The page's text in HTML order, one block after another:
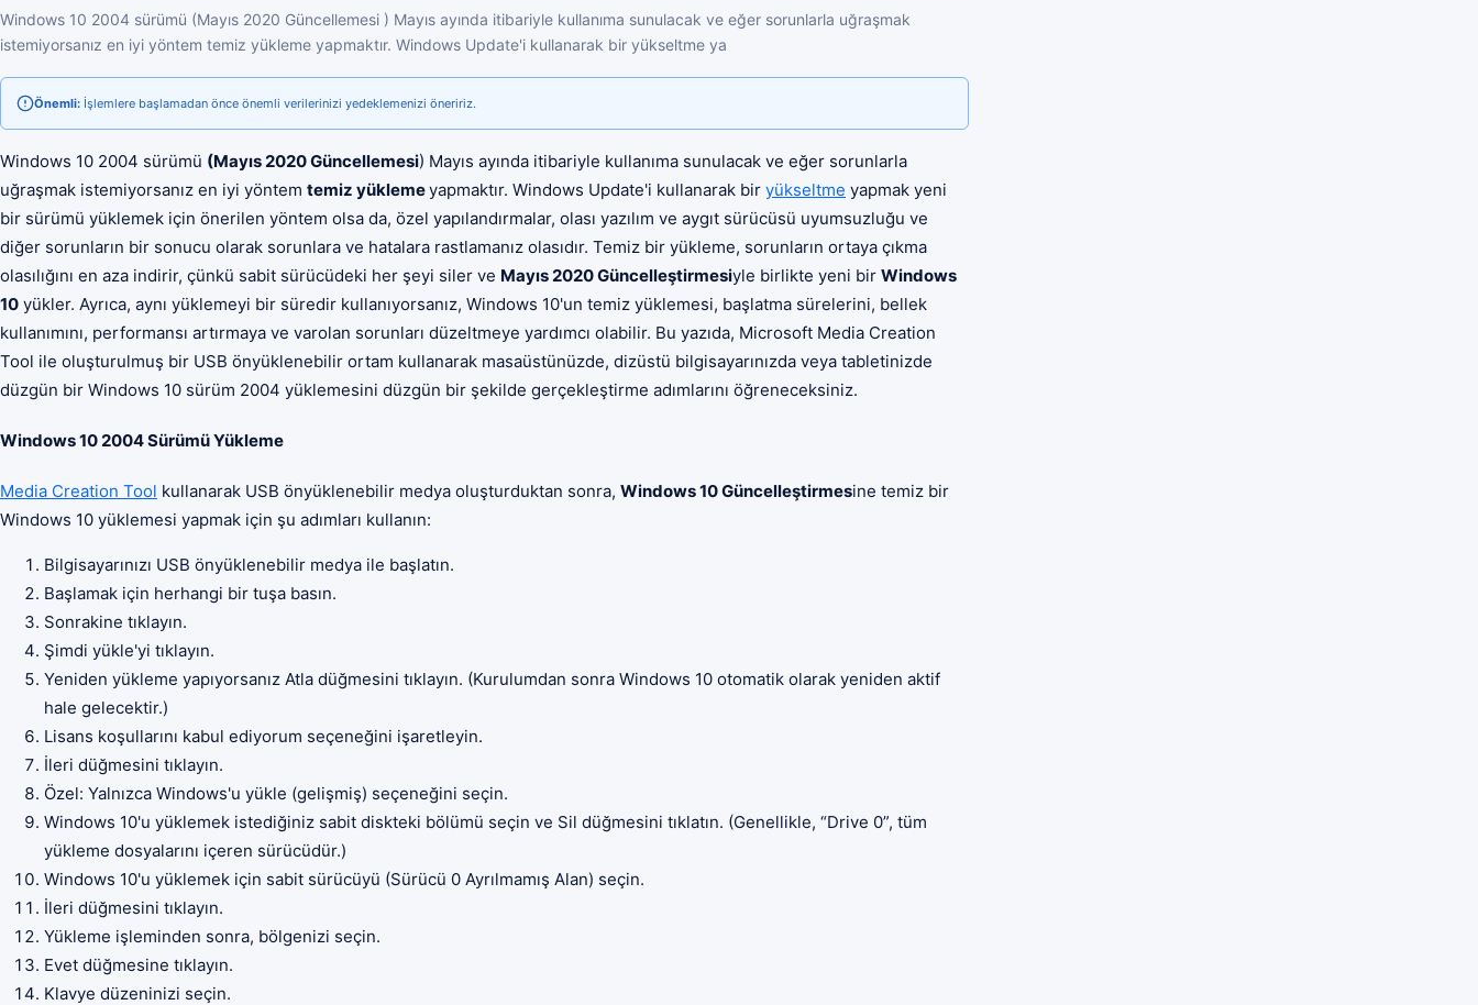
Windows 10 2004 sürümü (Mayıs 2020 Güncellemesi ) Mayıs ayında itibariyle kullanıma sunulacak ve eğer sorunlarla uğraşmak
istemiyorsanız en iyi yöntem temiz yükleme yapmaktır. Windows Update'i kullanarak bir yükseltme ya
Önemli: İşlemlere başlamadan önce önemli verilerinizi yedeklemenizi öneririz.
Windows 10 2004 sürümü (Mayıs 2020 Güncellemesi) Mayıs ayında itibariyle kullanıma sunulacak ve eğer sorunlarla
uğraşmak istemiyorsanız en iyi yöntem temiz yüklemeyapmaktır. Windows Update'i kullanarak bir yükseltme yapmak yeni
bir sürümü yüklemek için önerilen yöntem olsa da, özel yapılandırmalar, olası yazılım ve aygıt sürücüsü uyumsuzluğu ve
diğer sorunların bir sonucu olarak sorunlara ve hatalara rastlamanız olasıdır. Temiz bir yükleme, sorunların ortaya çıkma
olasılığını en aza indirir, çünkü sabit sürücüdeki her şeyi siler ve Mayıs 2020 Güncelleştirmesiyle birlikte yeni bir Windows
10 yükler. Ayrıca, aynı yüklemeyi bir süredir kullanıyorsanız, Windows 10'un temiz yüklemesi, başlatma sürelerini, bellek
kullanımını, performansı artırmaya ve varolan sorunları düzeltmeye yardımcı olabilir. Bu yazıda, Microsoft Media Creation
Tool ile oluşturulmuş bir USB önyüklenebilir ortam kullanarak masaüstünüzde, dizüstü bilgisayarınızda veya tabletinizde
düzgün bir Windows 10 sürüm 2004 yüklemesini düzgün bir şekilde gerçekleştirme adımlarını öğreneceksiniz.
Windows 10 2004 Sürümü Yükleme
Media Creation Tool kullanarak USB önyüklenebilir medya oluşturduktan sonra, Windows 10 Güncelleştirmesine temiz bir
Windows 10 yüklemesi yapmak için şu adımları kullanın:
Bilgisayarınızı USB önyüklenebilir medya ile başlatın.
Başlamak için herhangi bir tuşa basın.
Sonrakine tıklayın.
Şimdi yükle'yi tıklayın.
Yeniden yükleme yapıyorsanız Atla düğmesini tıklayın. (Kurulumdan sonra Windows 10 otomatik olarak yeniden aktif
hale gelecektir.)
Lisans koşullarını kabul ediyorum seçeneğini işaretleyin.
İleri düğmesini tıklayın.
Özel: Yalnızca Windows'u yükle (gelişmiş) seçeneğini seçin.
Windows 10'u yüklemek istediğiniz sabit diskteki bölümü seçin ve Sil düğmesini tıklatın. (Genellikle, “Drive 0”, tüm
yükleme dosyalarını içeren sürücüdür.)
Windows 10'u yüklemek için sabit sürücüyü (Sürücü 0 Ayrılmamış Alan) seçin.
İleri düğmesini tıklayın.
Yükleme işleminden sonra, bölgenizi seçin.
Evet düğmesine tıklayın.
Klavye düzeninizi seçin.